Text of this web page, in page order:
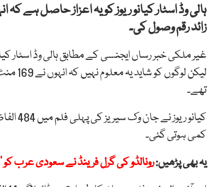
ہالی وڈ اسٹار کیانو ریوز کو یہ اعزاز حاصل
زائد رقم وصول کی۔
غیر ملکی خبر رساں ایجنسی کے مطابق ہالی وڈ اسٹار
تھے۔
کیانو
کمی ہوتی گئی۔
یہ بھی پڑھیں:رونالڈو کی گرل فرینڈ نے سعودی عرب کو